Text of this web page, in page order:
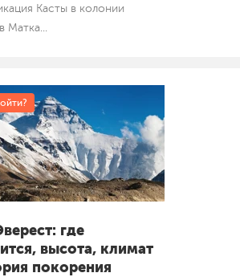
Касты в колонии
Матка...
где
высота, климат
покорения